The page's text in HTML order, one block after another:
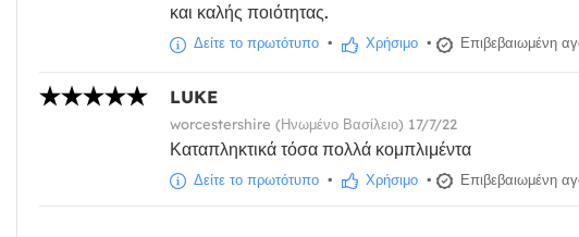
και καλής ποιότητας.
Δείτε το πρωτότυπο • Χρήσιμο • Επιβεβαιωμένη
LUKE
worcestershire (Ηνωμένο Βασίλειο) 17/7/22
Καταπληκτικά τόσα πολλά κομπλιμέντα
Δείτε το πρωτότυπο • Χρήσιμο • Επιβεβαιωμένη